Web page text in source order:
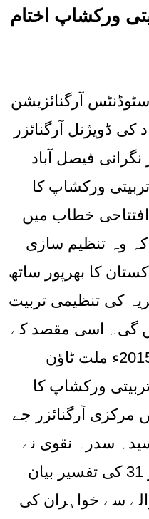
ورکشاپ اختام
آرگنائزیشن
کی ڈویژنل آرگنائزر
فیصل آباد
ورکشاپ کا
خطاب میں
وہ تنظیم سازی
کا بھرپور ساتھ
کی تنظیمی تربیت
گی۔ اسی مقصد کے
لئے بروز اتوار 15 فروری 2015ء ملت ٹاؤن
ورکشاپ کا
مرکزی آرگنائزر جے
سدرہ نقوی نے
سورہ نور کی آیات 30 اور 31 کی تفسیر بیان
سے خواہران کی